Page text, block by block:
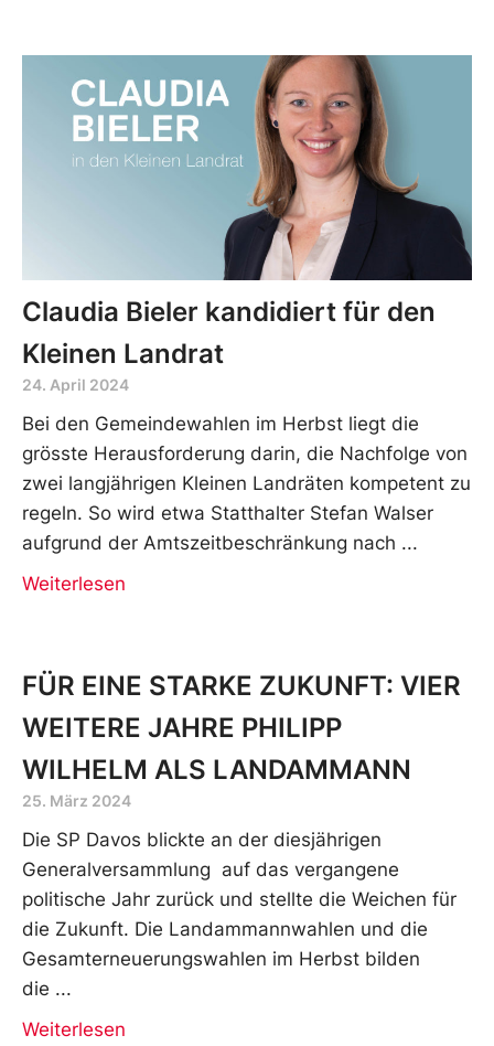
Claudia Bieler kandidiert für den
Kleinen Landrat
24. April 2024
Bei den Gemeindewahlen im Herbst liegt die
grösste Herausforderung darin, die Nachfolge von
zwei langjährigen Kleinen Landräten kompetent zu
regeln. So wird etwa Statthalter Stefan Walser
aufgrund der Amtszeitbeschränkung nach
Weiterlesen
FÜR EINE STARKE ZUKUNFT: VIER
WEITERE JAHRE PHILIPP
WILHELM ALS LANDAMMANN
25. März 2024
Die SP Davos blickte an der diesjährigen
Generalversammlung auf das vergangene
politische Jahr zurück und stellte die Weichen für
die Zukunft. Die Landammannwahlen und die
Gesamterneuerungswahlen im Herbst bilden
die
Weiterlesen